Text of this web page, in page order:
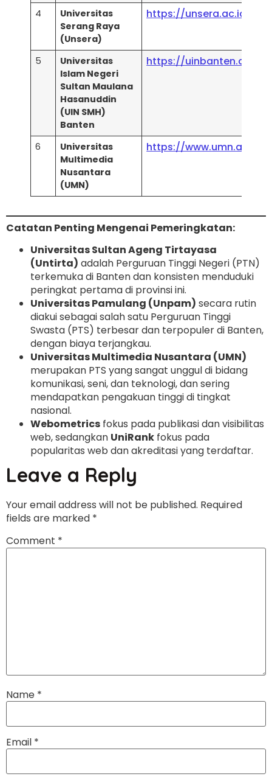
4
Universitas
Serang Raya
(Unsera)
https://unsera.ac.id/
5
Universitas
Islam Negeri
Sultan Maulana
Hasanuddin
(UIN SMH)
Banten
https://uinbanten.ac.id/
6
Universitas
Multimedia
Nusantara
(UMN)
https://www.umn.ac.id/
Catatan Penting Mengenai Pemeringkatan:
Universitas Sultan Ageng Tirtayasa
(Untirta) adalah Perguruan Tinggi Negeri (PTN)
terkemuka di Banten dan konsisten menduduki
peringkat pertama di provinsi ini.
Universitas Pamulang (Unpam) secara rutin
diakui sebagai salah satu Perguruan Tinggi
Swasta (PTS) terbesar dan terpopuler di Banten,
dengan biaya terjangkau.
Universitas Multimedia Nusantara (UMN)
merupakan PTS yang sangat unggul di bidang
komunikasi, seni, dan teknologi, dan sering
mendapatkan pengakuan tinggi di tingkat
nasional.
Webometrics fokus pada publikasi dan visibilitas
web, sedangkan UniRank fokus pada
popularitas web dan akreditasi yang terdaftar.
Leave a Reply
Your email address will not be published. Required
fields are marked *
Comment *
Name *
Email *